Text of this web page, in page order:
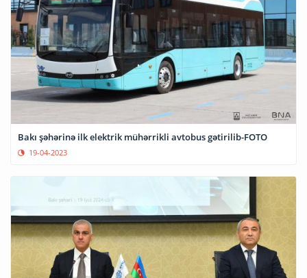
Bakı şəhərinə ilk elektrik mühərrikli avtobus gətirilib-FOTO
19-04-2023